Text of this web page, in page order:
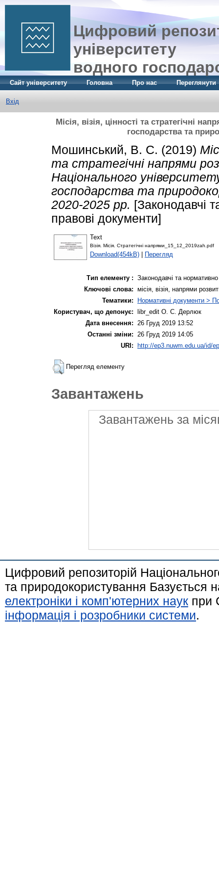
Цифровий
університету
водного
Сайт університету Головна Про нас Переглянути
Вхід
Місія, візія, цінності та стратегічні
господарства та
Мошинський, В. С. (2019)
та стратегічні напрями
Національного
господарства та
2020-2025 рр. [Законодавчі
правові документи]
Text
Візія. Місія. Стратегічні напрями_15_12_2019zah.pdf
Download(454kB) | Перегляд
Тип елементу : Законодавчі та
Ключові слова: місія, візія, напрями
Тематики:
Нормативні документи >
Користувач, що депонує:
libr_edit О. С. Дерлюк
Дата внесення: 26 Груд 2019 13:52
Останні зміни: 26 Груд 2019 14:05
URI:
http://ep3.nuwm.edu.ua/id/
Перегляд елементу
Завантажень
Завантажень за
Цифровий репозиторій
та природокористування Базується
електроніки і комп'ютерних наук при
інформація і розробники системи.